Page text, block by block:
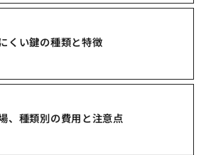
くい鍵の種類と特徴
、種類別の費用と注意点